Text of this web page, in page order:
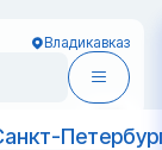
Владикавказ